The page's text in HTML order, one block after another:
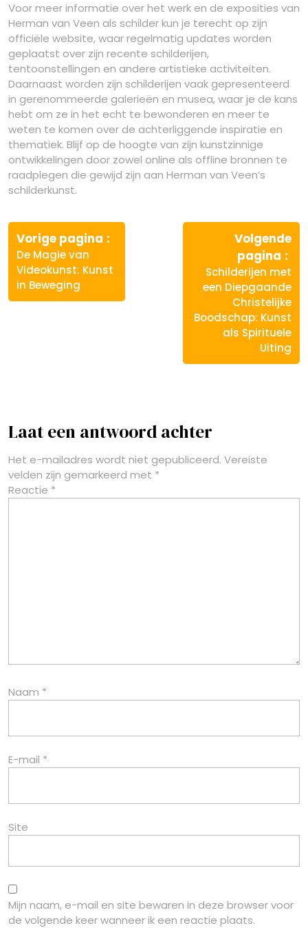
Voor meer informatie over het werk en de exposities van
Herman van Veen als schilder kun je terecht op zijn
officiële website, waar regelmatig updates worden
geplaatst over zijn recente schilderijen,
tentoonstellingen en andere artistieke activiteiten.
Daarnaast worden zijn schilderijen vaak gepresenteerd
in gerenommeerde galerieën en musea, waar je de kans
hebt om ze in het echt te bewonderen en meer te
weten te komen over de achterliggende inspiratie en
thematiek. Blijf op de hoogte van zijn kunstzinnige
ontwikkelingen door zowel online als offline bronnen te
raadplegen die gewijd zijn aan Herman van Veen’s
schilderkunst.
Berichtnavigatie
Vorige pagina
De Magie van
Videokunst: Kunst
in Beweging
Volgende
pagina
Schilderijen met
een Diepgaande
Christelijke
Boodschap: Kunst
als Spirituele
Uiting
Laat een antwoord achter
Het e-mailadres wordt niet gepubliceerd. Vereiste
velden zijn gemarkeerd met *
Reactie *
Naam *
E-mail *
Site
Mijn naam, e-mail en site bewaren in deze browser voor
de volgende keer wanneer ik een reactie plaats.